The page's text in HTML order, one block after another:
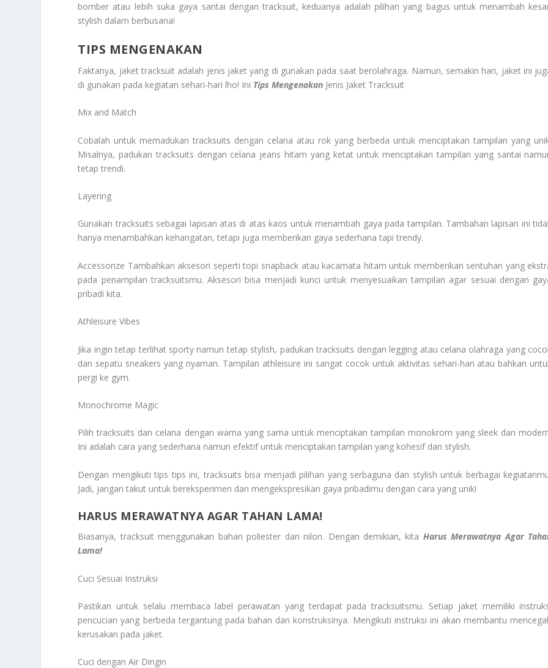
bomber atau lebih suka gaya santai dengan tracksuit, keduanya adalah pilihan yang bagus untuk menambah
stylish dalam berbusana!
TIPS MENGENAKAN
Faktanya, jaket tracksuit adalah jenis jaket yang di gunakan pada saat berolahraga. Namun, semakin hari, jaket ini
di gunakan pada kegiatan sehari-hari lho! Ini Tips Mengenakan Jenis Jaket Tracksuit
Mix and Match
Cobalah untuk memadukan tracksuits dengan celana atau rok yang berbeda untuk menciptakan tampilan yang
Misalnya, padukan tracksuits dengan celana jeans hitam yang ketat untuk menciptakan tampilan yang santai
tetap trendi.
Layering
Gunakan tracksuits sebagai lapisan atas di atas kaos untuk menambah gaya pada tampilan. Tambahan lapisan ini
hanya menambahkan kehangatan, tetapi juga memberikan gaya sederhana tapi trendy.
Accessorize Tambahkan aksesori seperti topi snapback atau kacamata hitam untuk memberikan sentuhan yang
pada penampilan tracksuitsmu. Aksesori bisa menjadi kunci untuk menyesuaikan tampilan agar sesuai dengan
pribadi kita.
Athleisure Vibes
Jika ingin tetap terlihat sporty namun tetap stylish, padukan tracksuits dengan legging atau celana olahraga yang
dan sepatu sneakers yang nyaman. Tampilan athleisure ini sangat cocok untuk aktivitas sehari-hari atau bahkan
pergi ke gym.
Monochrome Magic
Pilih tracksuits dan celana dengan warna yang sama untuk menciptakan tampilan monokrom yang sleek dan
Ini adalah cara yang sederhana namun efektif untuk menciptakan tampilan yang kohesif dan stylish.
Dengan mengikuti tips tips ini, tracksuits bisa menjadi pilihan yang serbaguna dan stylish untuk berbagai
Jadi, jangan takut untuk bereksperimen dan mengekspresikan gaya pribadimu dengan cara yang unik!
HARUS MERAWATNYA AGAR TAHAN LAMA!
Biasanya, tracksuit menggunakan bahan poliester dan nilon. Dengan demikian, kita Harus Merawatnya Agar
Lama!
Cuci Sesuai Instruksi
Pastikan untuk selalu membaca label perawatan yang terdapat pada tracksuitsmu. Setiap jaket memiliki
pencucian yang berbeda tergantung pada bahan dan konstruksinya. Mengikuti instruksi ini akan membantu
kerusakan pada jaket.
Cuci dengan Air Dingin